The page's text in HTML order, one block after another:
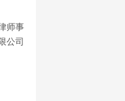
师事
公司